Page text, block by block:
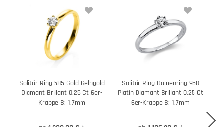
Solitär Ring 585 Gold Gelbgold
Diamant Brillant 0,25 Ct 6er-
Krappe B: 1,7mm
Solitär Ring Damenring 950
Platin Diamant Brillant 0,25 Ct
6er-Krappe B: 1,7mm